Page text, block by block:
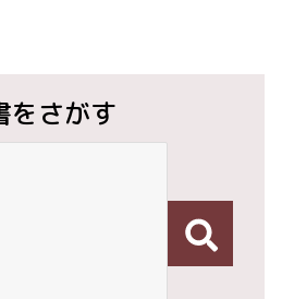
をさがす